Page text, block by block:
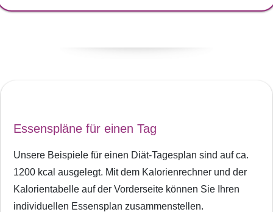
Essenspläne für einen Tag
Unsere Beispiele für einen Diät-Tagesplan sind auf ca.
1200 kcal ausgelegt. Mit dem Kalorienrechner und der
Kalorientabelle auf der Vorderseite können Sie Ihren
individuellen Essensplan zusammenstellen.